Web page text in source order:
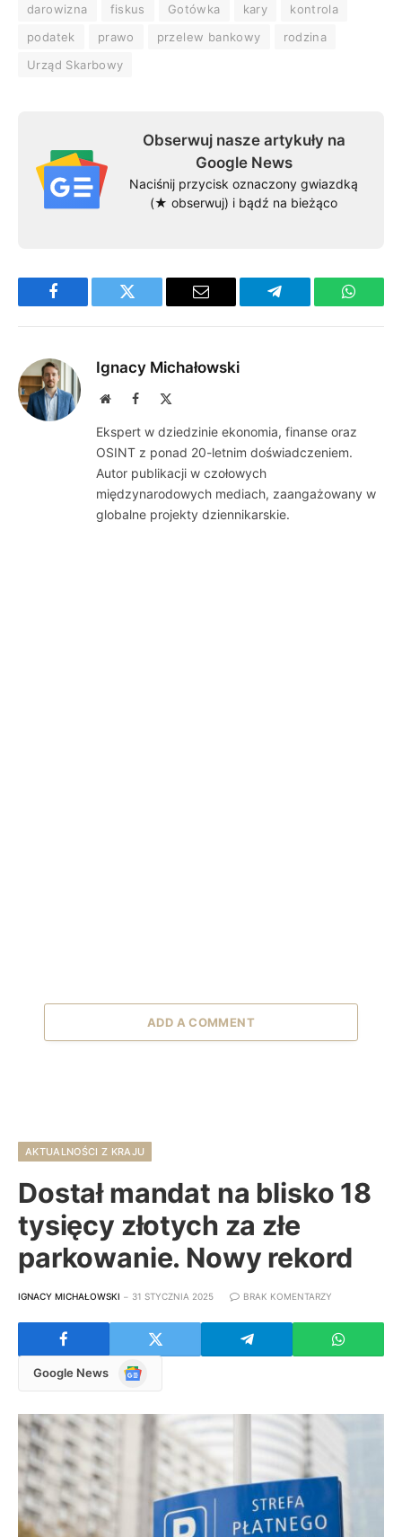
darowizna fiskus Gotówka kary
kontrola
podatek
prawo przelew bankowy
rodzina
Urząd Skarbowy
Obserwuj nasze artykuły na
Google News
Naciśnij przycisk oznaczony gwiazdką
(★ obserwuj) i bądź na bieżąco
Facebook Twitter Email Telegram
Ignacy Michałowski
WebsiteFacebook
Ekspert w dziedzinie ekonomia, finanse oraz
OSINT z ponad 20-letnim doświadczeniem.
Autor publikacji w czołowych
międzynarodowych mediach, zaangażowany w
globalne projekty dziennikarskie.
ADD A COMMENT
AKTUALNOŚCI Z KRAJU
Dostał mandat na blisko 18
tysięcy złotych za złe
parkowanie. Nowy rekord
IGNACY MICHAŁOWSKI 31 STYCZNIA 2025 BRAK KOMENTARZY
Google News
Google